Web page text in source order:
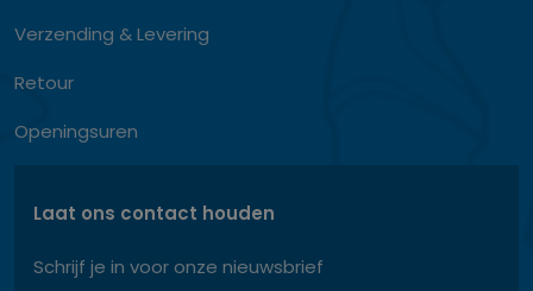
Verzending & Levering
Retour
Openingsuren
Laat ons contact houden
Schrijf je in voor onze nieuwsbrief